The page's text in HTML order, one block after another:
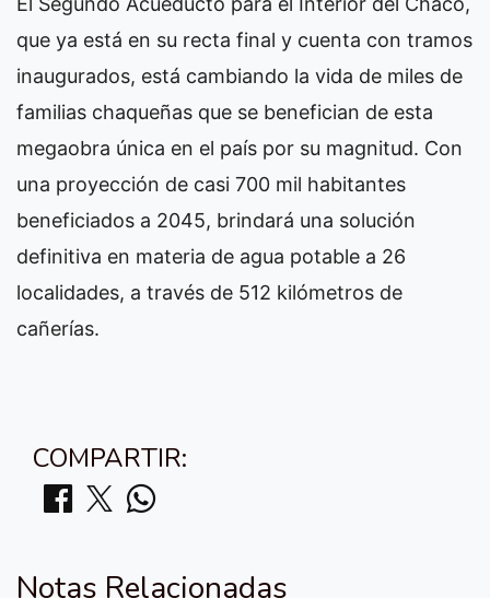
que ya está en su recta final y cuenta con tramos
inaugurados, está cambiando la vida de miles de
familias chaqueñas que se benefician de esta
megaobra única en el país por su magnitud. Con
una proyección de casi 700 mil habitantes
beneficiados a 2045, brindará una solución
definitiva en materia de agua potable a 26
localidades, a través de 512 kilómetros de
cañerías.
COMPARTIR:
Notas Relacionadas